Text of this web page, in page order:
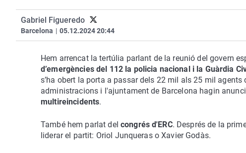
Gabriel Figueredo
Barcelona | 05.12.2024 20:44
Hem arrencat la tertúlia parlant de la reunió del govern
d’emergències del 112 la policia nacional i la Guàrdia
s’ha obert la porta a passar dels 22 mil als 25 mil
administracions i l'ajuntament de Barcelona hagin
multireincidents.
També hem parlat del congrés d'ERC. Després de la
liderar el partit: Oriol Junqueras o Xavier Godàs.